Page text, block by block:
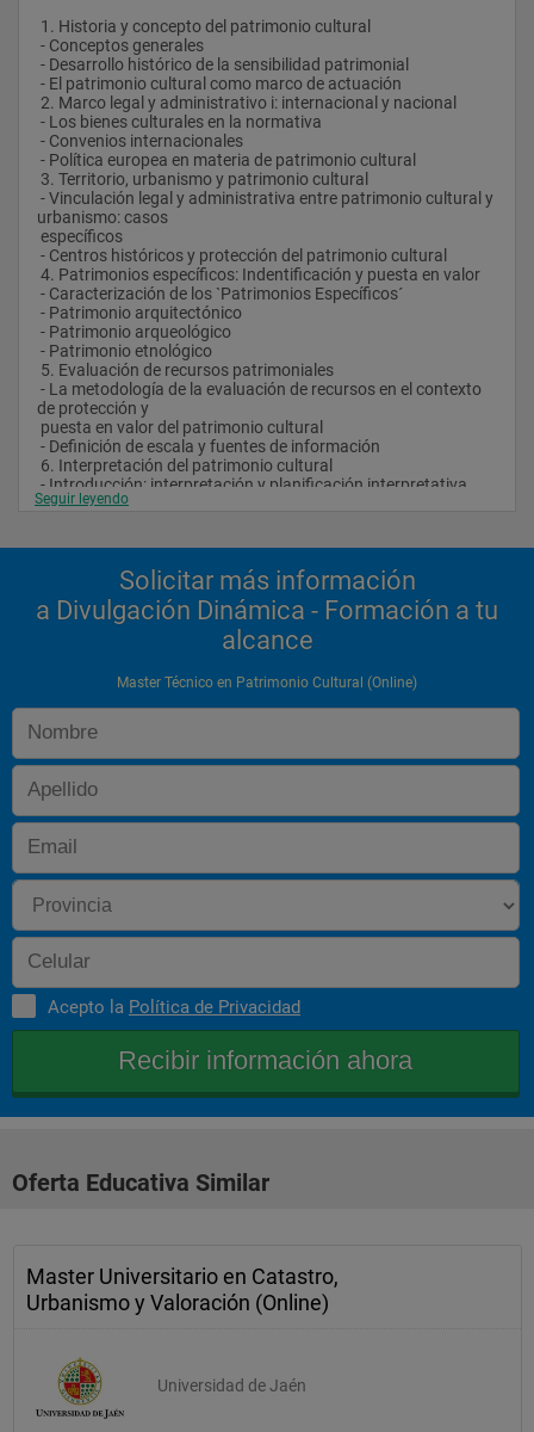
- Editoriales.
- Productoras.
- Empresas de Animación.
Continua para Empresas.
1. Historia y concepto del patrimonio cultural
- Conceptos generales
- Desarrollo histórico de la sensibilidad patrimonial
- El patrimonio cultural como marco de actuación
2. Marco legal y administrativo i: internacional y nacional
- Los bienes culturales en la normativa
- Convenios internacionales
- Política europea en materia de patrimonio cultural
3. Territorio, urbanismo y patrimonio cultural
urbanismo: casos
específicos
- Centros históricos y protección del patrimonio cultural
4. Patrimonios específicos: Indentificación y puesta en valor
- Caracterización de los `Patrimonios Específicos´
- Patrimonio arquitectónico
- Patrimonio arqueológico
- Patrimonio etnológico
5. Evaluación de recursos patrimoniales
de protección y
puesta en valor del patrimonio cultural
- Definición de escala y fuentes de información
6. Interpretación del patrimonio cultural
- Introducción: interpretación y planificación interpretativa
- Metodología de la interpretación
evolución
- Agentes que pueden intervenir en un proyecto cultural
- Diseño y gestión de proyectos culturales
- Habilidades directivas y técnicas de negociación
8. Cuaderno de casos prácticos
- Los casos prácticos vendrán recogidos en cada módulo del
Seguir leyendo
Solicitar más información
a Divulgación Dinámica - Formación a tu
alcance
Master Técnico en Patrimonio Cultural (Online)
Acepto la Política de Privacidad
Oferta Educativa Similar
Master Universitario en Catastro,
Urbanismo y Valoración (Online)
Universidad de Jaén